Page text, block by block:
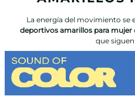
La energía del movimiento se
deportivos amarillos para mujer
que